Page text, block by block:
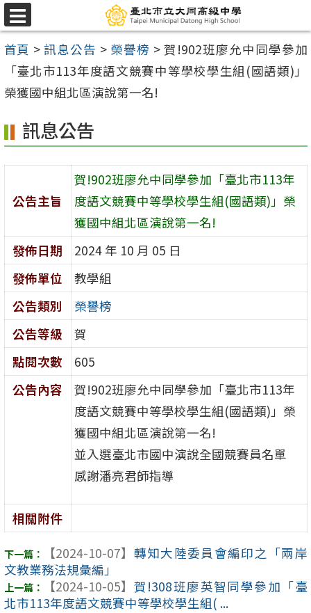
跳
至
主
內
區
選
單
首頁 >訊息公告 > 榮譽榜 > 賀!902班廖允中同學參加
「臺北市113年度語文競賽中等學校學生組(國語類)」
榮獲國中組北區演說第一名!
訊息公告
公告主旨
賀!902班廖允中同學參加「臺北市113年
度語文競賽中等學校學生組(國語類)」榮
獲國中組北區演說第一名!
發佈日期
2024 年 10 月 05 日
發佈單位
教學組
公告類別
榮譽榜
公告等級
賀
點閱次數
605
公告內容
賀!902班廖允中同學參加「臺北市113年
度語文競賽中等學校學生組(國語類)」榮
獲國中組北區演說第一名!
並入選臺北市國中演說全國競賽員名單
感謝潘亮君師指導
相關附件
【2024-10-07】 轉知大陸委員會編印之「兩岸
文教業務法規彙編」
【2024-10-05】 賀!308班廖英智同學參加「臺
北市113年度語文競賽中等學校學生組( ...